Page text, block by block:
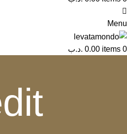
Menu
0
items
0.00 .د.ب